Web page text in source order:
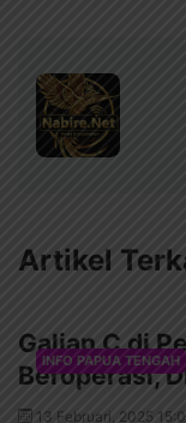
Artikel
INFO PAPUA TENGAH
Galian C di
Beroperasi,
13 Februari, 2025